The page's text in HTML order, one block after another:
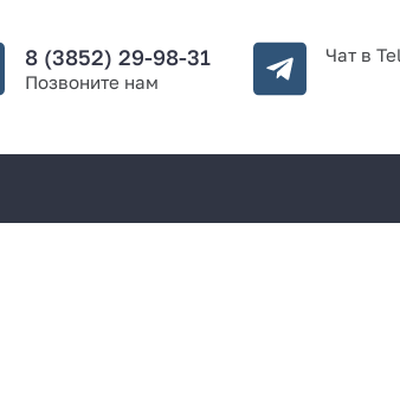
8 (3852) 29-98-31
Позвоните нам
Чат в